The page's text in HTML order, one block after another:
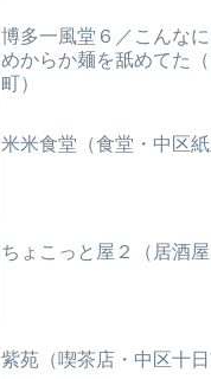
博多一風堂６／こんな
めからか麺を舐めてた
町）
米米食堂（食堂・中区紙
ちょこっと屋２（居酒屋
紫苑（喫茶店・中区十日